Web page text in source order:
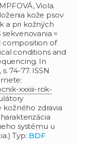
Viola.
kože psov
a pri kožných
=
composition of
conditions and
In
74-77. ISSN
xxxiii-rok-
zdravia
systému u
Typ: BDF